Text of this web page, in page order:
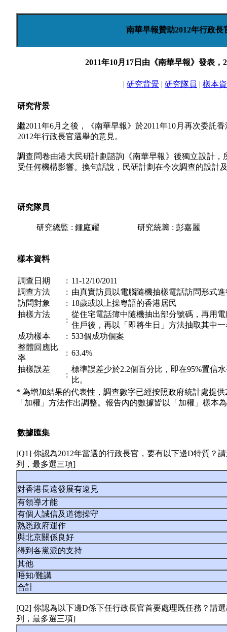
南華早報贊助2012年行政
2011年10月17日由《南華早報》發表
| 研究背景 | 研究隊員 | 樣本
研究背景
繼2011年6月之後，《南華早報》於2011年10月再次委託
2012年行政長官選舉的意見。
調查問卷由港大民研計劃諮詢《南華早報》後獨立設計
受任何機構影響。換句話說，民研計劃在今次調查的設計
研究隊員
研究總監 : 鍾庭耀 研究統籌 : 彭嘉麗
樣本資料
調查日期 : 11-12/10/2011
調查方法
: 由真實訪員以電腦隨機抽樣電話訪問形式進
訪問對象
: 18歲或以上操粵語的香港居民
抽樣方法
:
從住宅電話簿中隨機抽出部分號碼，再用
住戶後，再以「即將生日」方法抽取其中
成功樣本
: 533個成功個案
整體回應比
率
: 63.4%
抽樣誤差
:
標準誤差少於2.2個百分比，即在95%置信
比。
* 為增加結果的代表性，調查數字已經按照政府統計處提
「加權」方法作出調整。報告內的數據皆以「加權」樣本
數據匯集
[Q1] 你認為2012年當選的行政長官，要有以下邊D特質？
列，最多選三項]
對香港長遠發展有遠見
有領導才能
有個人誠信及道德操守
熟悉政府運作
與北京關係良好
得到各黨派的支持
其他
唔知/難講
合計
[Q2] 你認為以下邊D係下任行政長官首要處理既任務？請
列，最多選三項]